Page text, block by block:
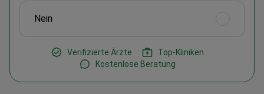
Nein
Verifizierte Ärzte
Top-Kliniken
Kostenlose Beratung